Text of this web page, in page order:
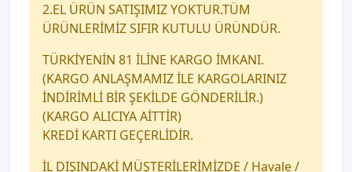
2.EL ÜRÜN SATIŞIMIZ YOKTUR.TÜM
ÜRÜNLERİMİZ SIFIR KUTULU ÜRÜNDÜR.
TÜRKİYENİN 81 İLİNE KARGO İMKANI.
(KARGO ANLAŞMAMIZ İLE KARGOLARINIZ
İNDİRİMLİ BİR ŞEKİLDE GÖNDERİLİR.)
(KARGO ALICIYA AİTTİR)
KREDİ KARTI GEÇERLİDİR.
İL DIŞINDAKİ MÜŞTERİLERİMİZDE / Havale /